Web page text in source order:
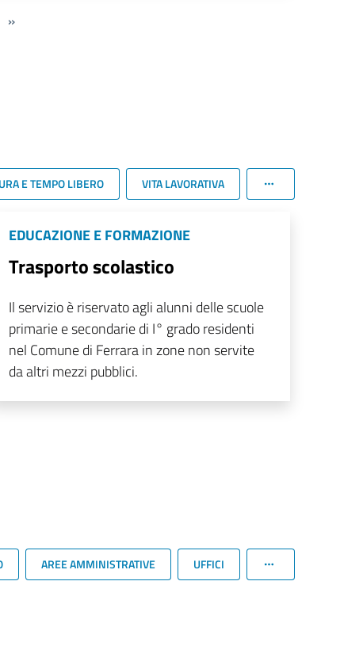
»
E TEMPO LIBERO VITA LAVORATIVA
EDUCAZIONE E FORMAZIONE
Trasporto scolastico
Il servizio è riservato agli alunni delle scuole
primarie e secondarie di I° grado residenti
nel Comune di Ferrara in zone non servite
da altri mezzi pubblici.
AREE AMMINISTRATIVE UFFICI